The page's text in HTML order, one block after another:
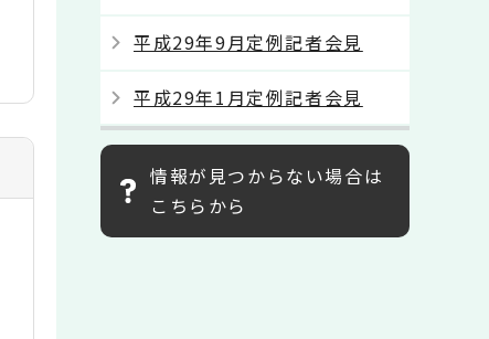
平成29年9月定例記者会見
平成29年1月定例記者会見
情報が見つからない場合は
こちらから